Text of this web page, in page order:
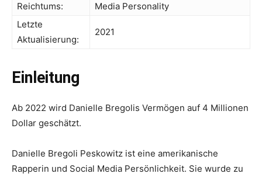
Reichtums:
Media Personality
Letzte
Aktualisierung:
2021
Einleitung
Ab 2022 wird Danielle Bregolis Vermögen auf 4 Millionen
Dollar geschätzt.
Danielle Bregoli Peskowitz ist eine amerikanische
Rapperin und Social Media Persönlichkeit. Sie wurde zu